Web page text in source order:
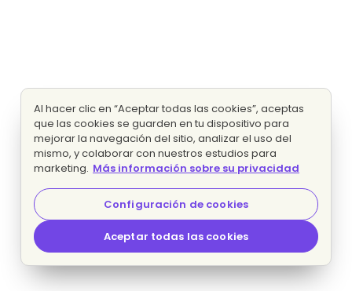
Al hacer clic en “Aceptar todas las cookies”, aceptas
que las cookies se guarden en tu dispositivo para
mejorar la navegación del sitio, analizar el uso del
mismo, y colaborar con nuestros estudios para
marketing. Más información sobre su privacidad
Configuración de cookies
Aceptar todas las cookies